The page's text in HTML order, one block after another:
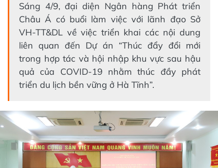
Sáng 4/9, đại diện Ngân hàng Phát triển
Châu Á có buổi làm việc với lãnh đạo Sở
VH-TT&DL về việc triển khai các nội dung
liên quan đến Dự án “Thúc đẩy đổi mới
trong hợp tác và hội nhập khu vực sau hậu
quả của COVID-19 nhằm thúc đầy phát
triển du lịch bền vững ở Hà Tĩnh”.